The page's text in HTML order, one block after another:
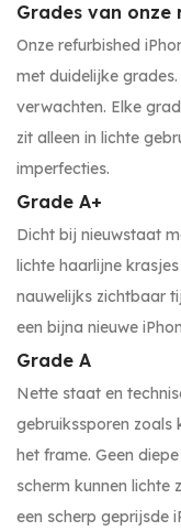
Grades van onze
Onze refurbished
met duidelijke
verwachten. Elke
zit alleen in lichte
imperfecties.
Grade A+
Dicht bij nieuwstaat
lichte haarlijne
nauwelijks zichtbaar
een bijna nieuwe
Grade A
Nette staat en
gebruikssporen zoals
het frame. Geen
scherm kunnen lichte
een scherp geprijsde